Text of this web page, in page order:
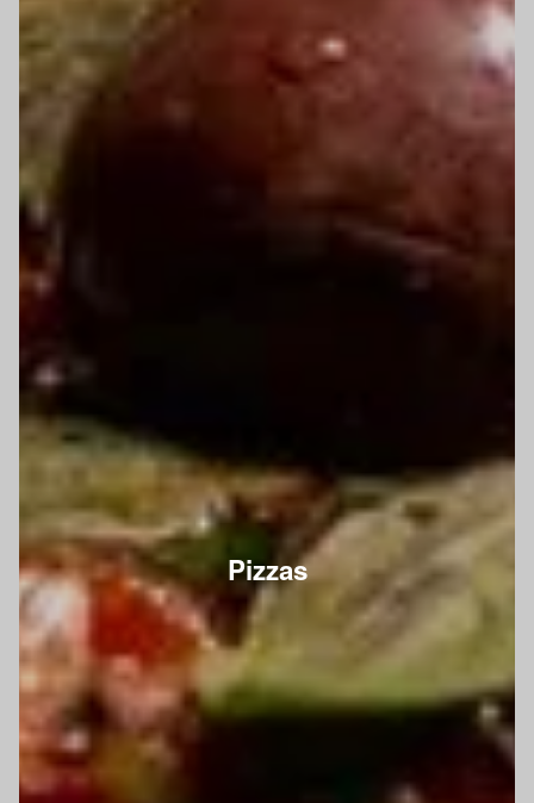
Pizzas